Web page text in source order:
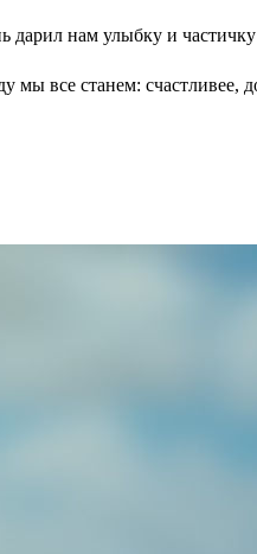
дарил нам улыбку и частичку
мы все станем: